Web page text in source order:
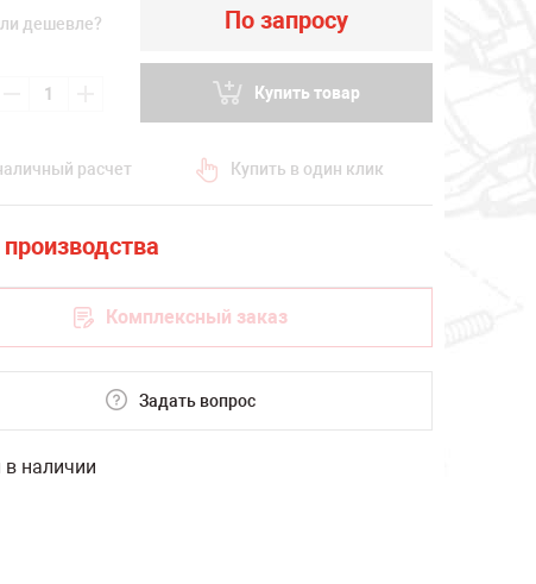
дешевле? По запросу
Купить товар
расчет Купить в один клик
Комплексный заказ
Задать вопрос
в наличии